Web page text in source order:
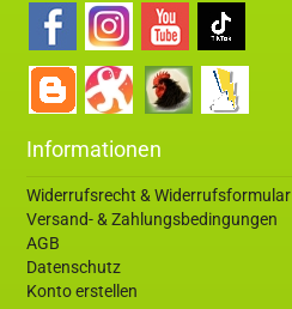
Informationen
Widerrufsrecht & Widerrufsformular
Versand- & Zahlungsbedingungen
AGB
Datenschutz
Konto erstellen